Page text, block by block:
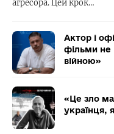
агресора. Цей крок…
Актор і
фільми не
війною»
«Це зло
українця,